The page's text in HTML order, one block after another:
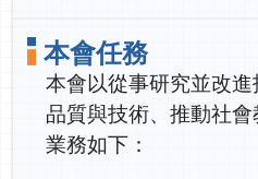
本會任務
本會以從事研究並改
品質與技術、推動社
業務如下：